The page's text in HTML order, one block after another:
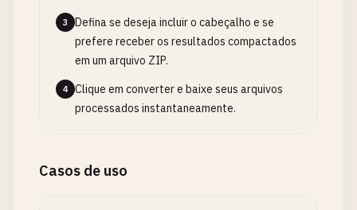
3
Defina se deseja incluir o cabeçalho e se
prefere receber os resultados compactados
em um arquivo ZIP.
4
Clique em converter e baixe seus arquivos
processados instantaneamente.
Casos de uso